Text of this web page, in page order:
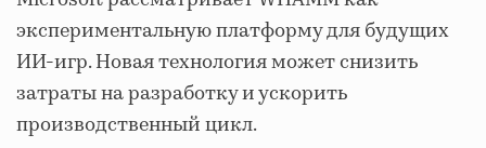
экспериментальную платформу для будущих
ИИ-игр. Новая технология может снизить
затраты на разработку и ускорить
производственный цикл.